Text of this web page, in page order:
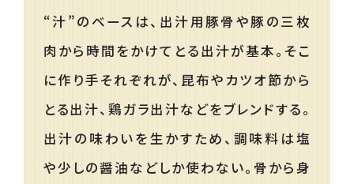
“汁”のベースは、出汁用豚骨や豚の三枚
肉から時間をかけてとる出汁が基本。そこ
に作り手それぞれが、昆布やカツオ節から
とる出汁、鶏ガラ出汁などをブレンドする。
出汁の味わいを生かすため、調味料は塩
や少しの醤油などしか使わない。骨から身